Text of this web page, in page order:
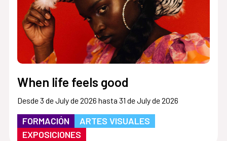
When life feels good
Desde 3 de July de 2026 hasta 31 de July de 2026
FORMACIÓN
ARTES VISUALES
EXPOSICIONES